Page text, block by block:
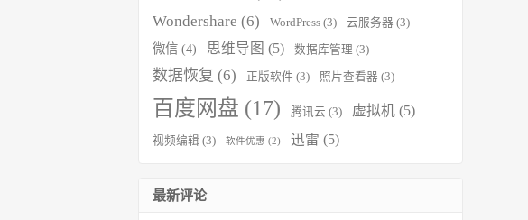
Wondershare (6) WordPress (3) 云服务器 (3)
微信 (4) 思维导图 (5) 数据库管理 (3)
数据恢复 (6) 正版软件 (3) 照片查看器 (3)
百度网盘 (17) 腾讯云 (3) 虚拟机 (5)
视频编辑 (3) 软件优惠 (2) 迅雷 (5)
最新评论